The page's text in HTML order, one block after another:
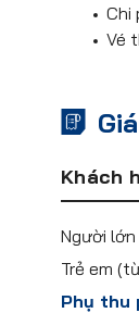
Chi
Vé
Khách
Người lớn
Trẻ em
Phụ thu